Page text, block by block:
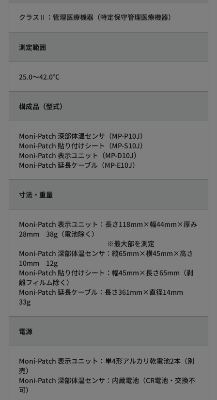
クラスⅡ：管理医療機器（特定保守管理医療機器）
測定範囲
25.0～42.0°C
構成品（型式）
Moni-Patch 深部体温センサ（MP-P10J）
Moni-Patch 貼り付けシート（MP-S10J）
Moni-Patch 表示ユニット（MP-D10J）
Moni-Patch 延長ケーブル（MP-E10J）
寸法・重量
Moni-Patch 表示ユニット：長さ118mm×幅44mm×厚み
28mm 38g（電池除く）
※最大部を測定
Moni-Patch 深部体温センサ：縦65mm×横45mm×高さ
10mm 12g
Moni-Patch 貼り付けシート：幅45mm×長さ65mm（剥
離フィルム除く）
Moni-Patch 延長ケーブル：長さ361mm×直径14mm
33g
電源
Moni-Patch 表示ユニット：単4形アルカリ乾電池2本（別
売）
Moni-Patch 深部体温センサ：内蔵電池（CR電池・交換不
可）